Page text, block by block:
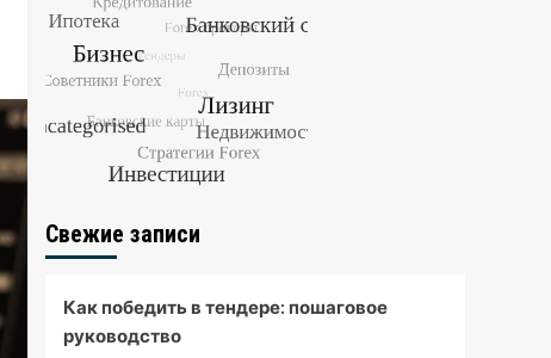
Свежие записи
Как победить в тендере: пошаговое
руководство